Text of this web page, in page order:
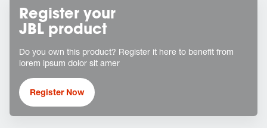
Register your
JBL product
Do you own this product? Register it here to benefit from
lorem ipsum dolor sit amer
Register Now